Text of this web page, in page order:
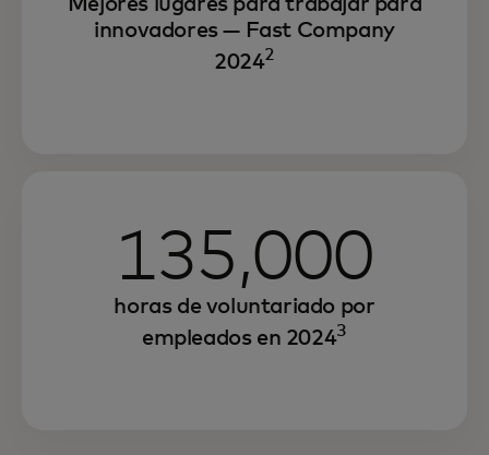
trabajo donde todos tengan la
oportunidad de tener éxito y de contribuir
a sus comunidades.
Mejores lugares para trabajar para
innovadores — Fast Company
20242
135,000
horas de voluntariado por
empleados en 20243